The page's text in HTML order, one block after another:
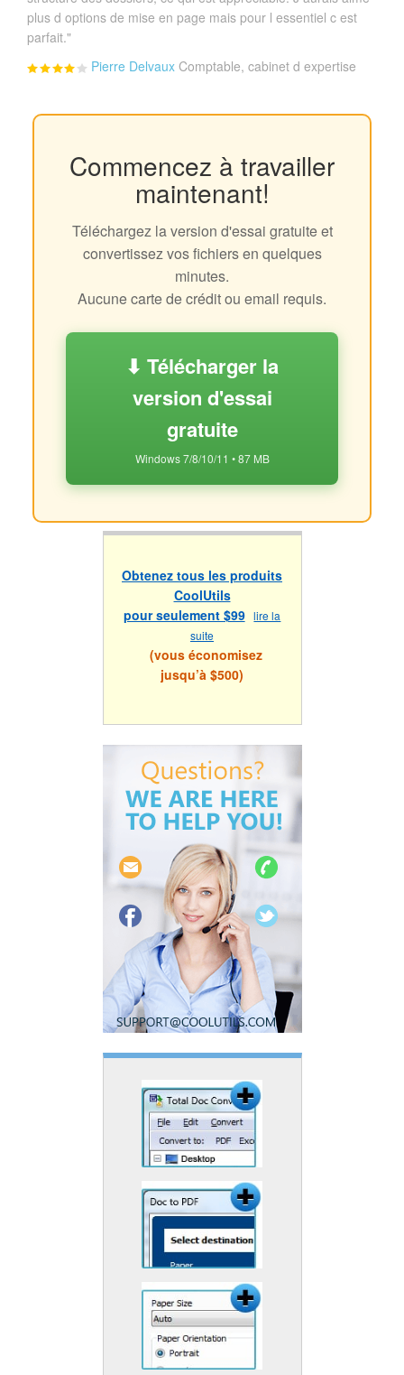
plus d options de mise en page mais pour l essentiel c est
parfait."
Pierre Delvaux Comptable, cabinet d expertise
Commencez à travailler
maintenant!
Téléchargez la version d'essai gratuite et
convertissez vos fichiers en quelques
minutes.
Aucune carte de crédit ou email requis.
⬇ Télécharger la
version d'essai
gratuite
Windows 7/8/10/11 • 87 MB
Obtenez tous les produits
CoolUtils
pour seulement $99 lire la
suite
(vous économisez
jusqu’à $500)